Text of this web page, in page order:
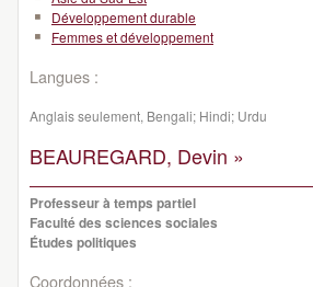
Développement durable
Femmes et développement
Langues :
Anglais seulement, Bengali; Hindi; Urdu
BEAUREGARD, Devin »
Professeur à temps partiel
Faculté des sciences sociales
Études politiques
Coordonnées :